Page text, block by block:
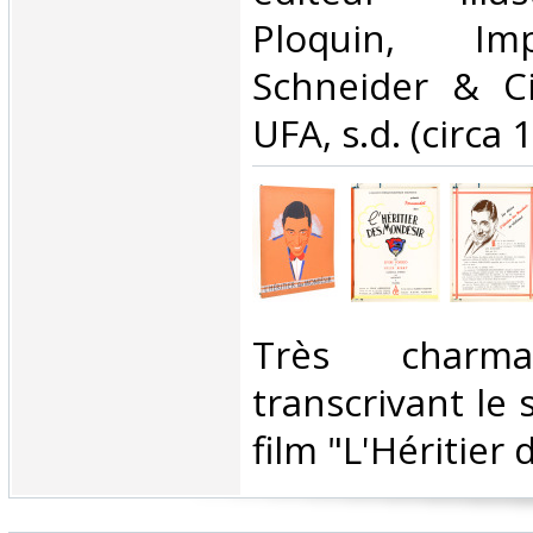
Ploquin,
Schneider &
UFA, s.d. (circa
‎Très
transcrivant le
film "L'Héritier